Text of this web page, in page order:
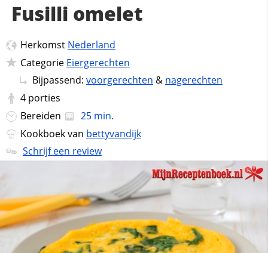
Fusilli omelet
Herkomst Nederland
Categorie Eiergerechten
Bijpassend: voorgerechten & nagerechten
4 porties
Bereiden
25 min.
Kookboek van bettyvandijk
Schrijf een review